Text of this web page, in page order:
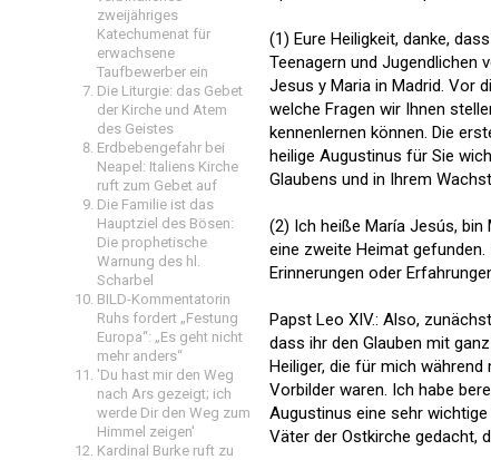
zweijähriges
Katechumenat für
erwachsene
Taufbewerber ein
Die Liturgie: das Gebet
der Kirche und Atem
des Geistes
Erdbebengefahr bei
Neapel: Italiens Kirche
ruft zum Gebet auf
Die Familie ist das
Hauptziel des Bösen:
Die prophetische
Warnung des hl.
Scharbel
BILD-Kommentatorin
Ruhs fordert „Festung
Europa“: „Es geht nicht
mehr anders“
'Du hast mir den Weg
nach Ars gezeigt; ich
werde Dir den Weg zum
Himmel zeigen'
Kardinal Burke ruft zu
(1) Eure Heiligkeit, danke,
Teenagern und Jugendlichen
Jesus y Maria in Madrid. Vor
welche Fragen wir Ihnen
kennenlernen können. Die
heilige Augustinus für Sie
Glaubens und in Ihrem
(2) Ich heiße María Jesús, bin
eine zweite Heimat
Erinnerungen oder
Papst Leo XIV.: Also,
dass ihr den Glauben mit
Heiliger, die für mich
Vorbilder waren. Ich habe
Augustinus eine sehr
Väter der Ostkirche gedacht,